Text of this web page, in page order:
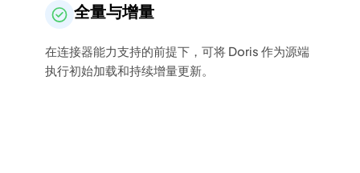
全量与增量
在连接器能力支持的前提下，可将 Doris 作为源端
执行初始加载和持续增量更新。